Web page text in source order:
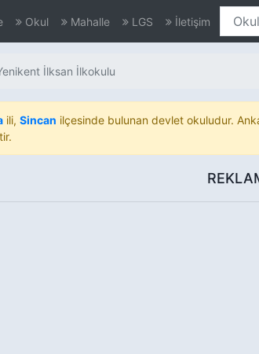
Okul Mahalle LGS İletişim
İlksan İlkokulu
ili, Sincan ilçesinde bulunan devlet okuludur.